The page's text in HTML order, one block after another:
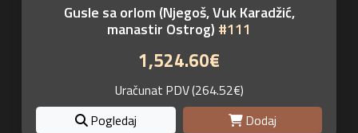
Gusle sa orlom (Njegoš, Vuk Karadžić,
manastir Ostrog) #111
1,524.60€
Uračunat PDV (264.52€)
Pogledaj
Dodaj